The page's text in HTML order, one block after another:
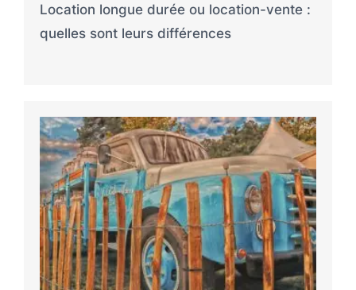
Location longue durée ou location-vente :
quelles sont leurs différences